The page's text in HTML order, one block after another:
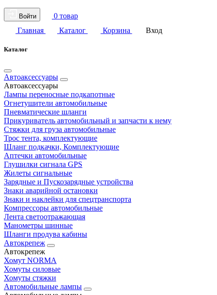
Войти
0 товар
Главная
Каталог Корзина Вход
Каталог
Автоаксессуары
Автоаксессуары
Лампы переносные подкапотные
Огнетушители автомобильные
Пневматические шланги
Прикуриватель автомобильный и запчасти к нему
Стяжки для груза автомобильные
Трос тента, комплектующие
Шланг подкачки, Комплектующие
Аптечки автомобильные
Глушилки сигнала GPS
Жилеты сигнальные
Зарядные и Пускозарядные устройства
Знаки аварийной остановки
Знаки и наклейки для спецтранспорта
Компрессоры автомобильные
Лента светоотражающая
Манометры шинные
Шланги продува кабины
Автокрепеж
Автокрепеж
Хомут NORMA
Хомуты силовые
Хомуты стяжки
Автомобильные лампы